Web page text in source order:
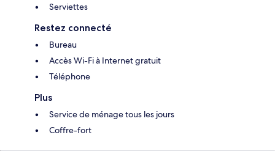
Serviettes
Restez connecté
Bureau
Accès Wi-Fi à Internet gratuit
Téléphone
Plus
Service de ménage tous les jours
Coffre-fort